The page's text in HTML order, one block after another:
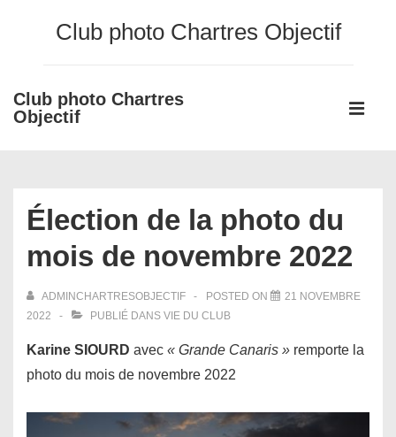
principal
Club photo Chartres Objectif
Club photo Chartres
Objectif
Main
Élection de la photo du
mois de novembre 2022
ADMINCHARTRESOBJECTIF POSTED ON
21 NOVEMBRE
2022
PUBLIÉ DANS VIE DU CLUB
Karine SIOURD avec « Grande Canaris » remporte la
photo du mois de novembre 2022